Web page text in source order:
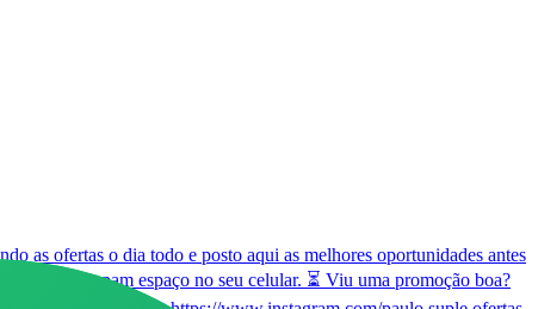
as ofertas o dia todo e posto aqui as melhores oportunidades antes
não ocupam espaço no seu celular. ⏳ Viu uma promoção boa?